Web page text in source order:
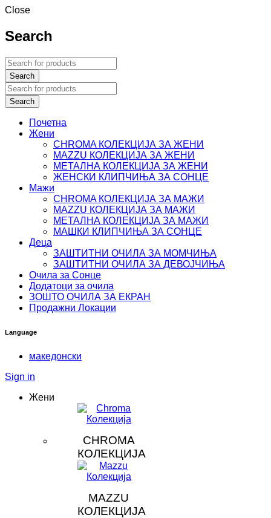
Close
Search
Почетна
Жени
CHROMA КОЛЕКЦИЈА ЗА ЖЕНИ
MAZZU КОЛЕКЦИЈА ЗА ЖЕНИ
МЕТАЛНА КОЛЕКЦИЈА ЗА ЖЕНИ
ЖЕНСКИ КЛИПЧИЊА ЗА СОНЦЕ
Мажи
CHROMA КОЛЕКЦИЈА ЗА МАЖИ
MAZZU КОЛЕКЦИЈА ЗА МАЖИ
МЕТАЛНА КОЛЕКЦИЈА ЗА МАЖИ
МАШКИ КЛИПЧИЊА ЗА СОНЦЕ
Деца
ЗАШТИТНИ ОЧИЛА ЗА МОМЧИЊА
ЗАШТИТНИ OЧИЛА ЗА ДЕВОЈЧИЊА
Очила за Сонце
Додатоци за очила
ЗOШТО ОЧИЛА ЗА ЕКРАН
Продажни Локации
Language
македонски
Sign in
Жени
CHROMA
КОЛЕКЦИЈА
MAZZU
КОЛЕКЦИЈА